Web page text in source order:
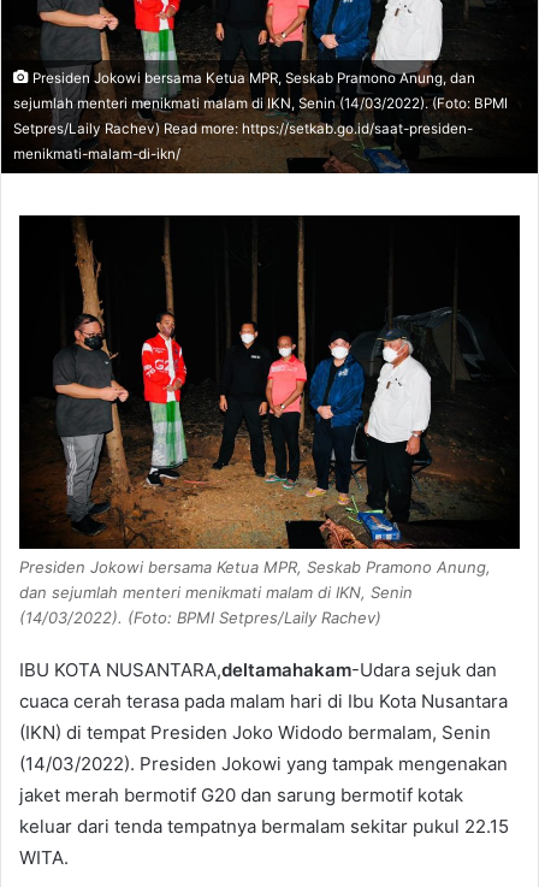
a
i
l
Presiden Jokowi bersama Ketua MPR, Seskab Pramono Anung, dan
sejumlah menteri menikmati malam di IKN, Senin (14/03/2022). (Foto: BPMI
Setpres/Laily Rachev) Read more: https://setkab.go.id/saat-presiden-
menikmati-malam-di-ikn/
Presiden Jokowi bersama Ketua MPR, Seskab Pramono Anung,
dan sejumlah menteri menikmati malam di IKN, Senin
(14/03/2022). (Foto: BPMI Setpres/Laily Rachev)
IBU KOTA NUSANTARA,deltamahakam-Udara sejuk dan
cuaca cerah terasa pada malam hari di Ibu Kota Nusantara
(IKN) di tempat Presiden Joko Widodo bermalam, Senin
(14/03/2022). Presiden Jokowi yang tampak mengenakan
jaket merah bermotif G20 dan sarung bermotif kotak
keluar dari tenda tempatnya bermalam sekitar pukul 22.15
WITA.